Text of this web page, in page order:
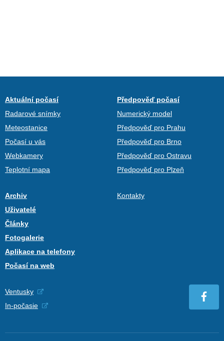
Aktuální počasí
Radarové snímky
Meteostanice
Počasí u vás
Webkamery
Teplotní mapa
Předpověď počasí
Numerický model
Předpověď pro Prahu
Předpověď pro Brno
Předpověď pro Ostravu
Předpověď pro Plzeň
Archiv
Uživatelé
Články
Fotogalerie
Aplikace na telefony
Počasí na web
Kontakty
Ventusky
In-počasie